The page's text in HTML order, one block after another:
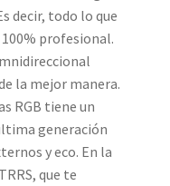
decir, todo lo que
profesional.
la mejor manera.
RGB tiene un
generación
y eco. En la
que te